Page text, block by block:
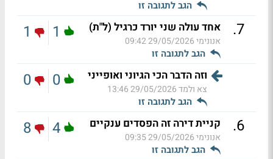
הגב לתגובה זו
7
. אחד עולה שני יורד כרגיל (ל"ת)
אנונימי29/05/2026 09:42
הגב לתגובה זו
1
1
וזה הדבר הכי הגיוני ואופייני
צא ולמד29/05/2026 13:46
הגב לתגובה זו
0
0
6
. קניית דירה זה הפסדים ענקיים
אנונימי29/05/2026 09:35
הגב לתגובה זו
4
8